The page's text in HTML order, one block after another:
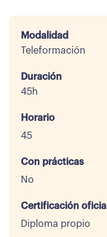
Modalidad
Teleformación
Duración
45h
Horario
45
Con prácticas
No
Certificación oficial
Diploma propio